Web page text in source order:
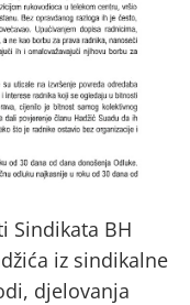
Sindikata BH
iz sindikalne
djelovanja